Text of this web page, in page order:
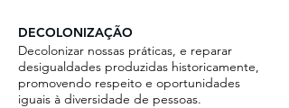
DECOLONIZAÇÃO
Decolonizar nossas práticas, e reparar
desigualdades produzidas historicamente,
promovendo respeito e oportunidades
iguais à diversidade de pessoas.